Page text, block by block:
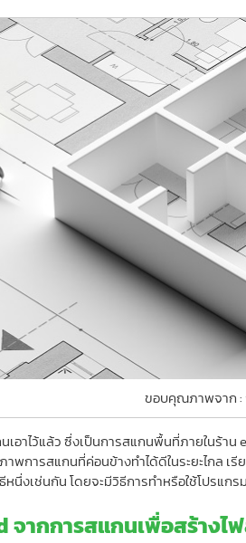
ขอบคุณภาพจาก :
เอาไว้แล้ว ซึ่งเป็นการสแกนพื้นที่ภายในร้
าพการสแกนที่ค่อนข้างทำได้ดีในระยะไกล
หนึ่งเช่นกัน โดยจะมีวิธีการทำหรือใช้โปรแก
ากการสแกนเพื่อสร้างไ